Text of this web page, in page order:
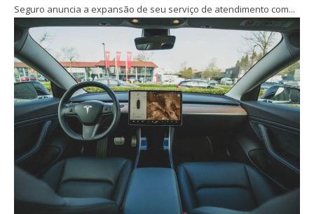
Seguro anuncia a expansão de seu serviço de atendimento com...